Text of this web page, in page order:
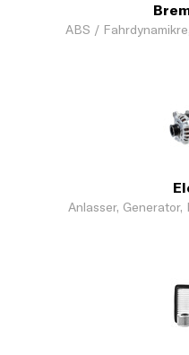
ABS /
Anlasser, Generator,